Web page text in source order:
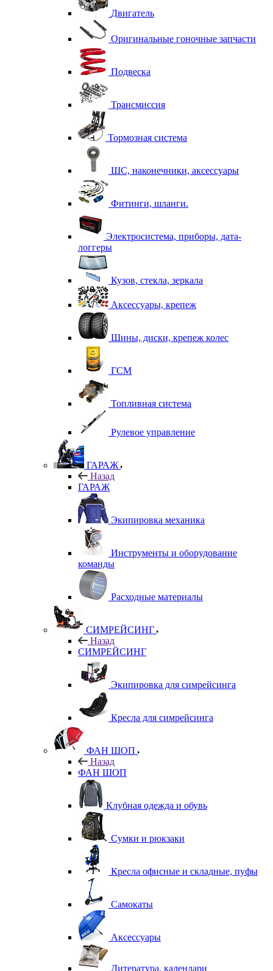
Двигатель
Оригинальные гоночные запчасти
Подвеска
Трансмиссия
Тормозная система
ШС, наконечники, аксессуары
Фитинги, шланги.
Электросистема, приборы, дата-
логгеры
Кузов, стекла, зеркала
Аксессуары, крепеж
Шины, диски, крепеж колес
ГСМ
Топливная система
Рулевое управление
ГАРАЖ
Назад
ГАРАЖ
Экипировка механика
Инструменты и оборудование
команды
Расходные материалы
СИМРЕЙСИНГ
Назад
СИМРЕЙСИНГ
Экипировка для симрейсинга
Кресла для симрейсинга
ФАН ШОП
Назад
ФАН ШОП
Клубная одежда и обувь
Сумки и рюкзаки
Кресла офисные и складные, пуфы
Самокаты
Аксессуары
Литература, календари